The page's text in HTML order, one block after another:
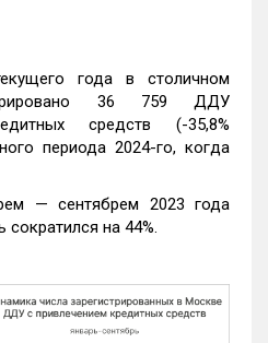
года в столичном
36 759 ДДУ
средств (-35,8%
периода 2024-го, когда
— сентябрем 2023 года
на 44%.